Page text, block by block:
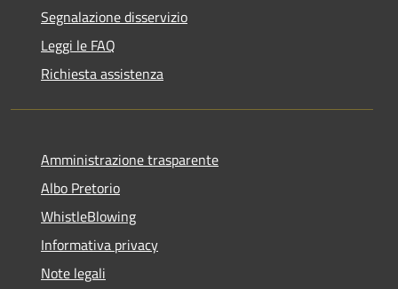
Segnalazione disservizio
Leggi le FAQ
Richiesta assistenza
Amministrazione trasparente
Albo Pretorio
WhistleBlowing
Informativa privacy
Note legali